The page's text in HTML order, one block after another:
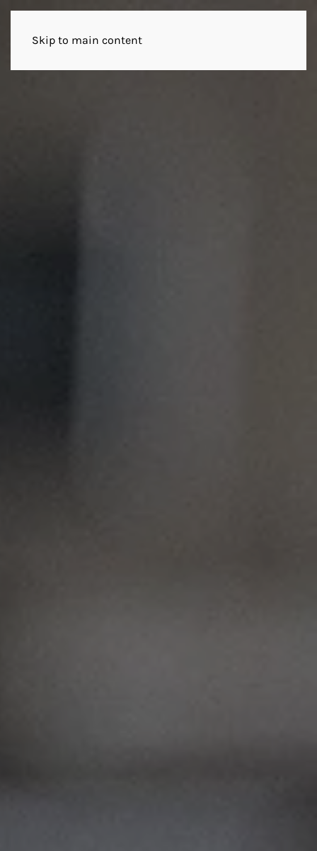
Skip to main content